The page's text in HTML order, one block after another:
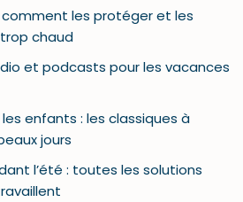
les protéger et les
chaud
et podcasts pour les vacances
enfants : les classiques à
jours
l’été : toutes les solutions